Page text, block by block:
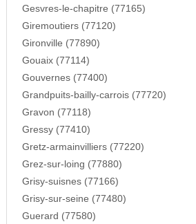
Gesvres-le-chapitre (77165)
Giremoutiers (77120)
Gironville (77890)
Gouaix (77114)
Gouvernes (77400)
Grandpuits-bailly-carrois (77720)
Gravon (77118)
Gressy (77410)
Gretz-armainvilliers (77220)
Grez-sur-loing (77880)
Grisy-suisnes (77166)
Grisy-sur-seine (77480)
Guerard (77580)